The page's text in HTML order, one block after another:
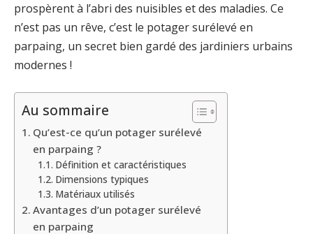
prospèrent à l’abri des nuisibles et des maladies. Ce
n’est pas un rêve, c’est le potager surélevé en
parpaing, un secret bien gardé des jardiniers urbains
modernes !
Au sommaire
Qu’est-ce qu’un potager surélevé
en parpaing ?
Définition et caractéristiques
Dimensions typiques
Matériaux utilisés
Avantages d’un potager surélevé
en parpaing